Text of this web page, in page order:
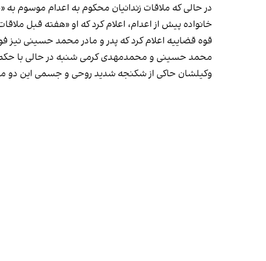
در حالی که ملاقات زندانیان محکوم به اعدام موسوم
خانواده پیش از اعدام، اعلام کرد که او «هفته قبل
قوه قضاییه اعلام کرد که پدر و مادر محمد حسینی نیز
محمد حسینی و محمدمهدی کرمی شنبه در حالی با حکم
وکیلشان حاکی از شکنجه شدید روحی و جسمی این دو